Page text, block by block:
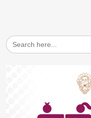
Search
for: